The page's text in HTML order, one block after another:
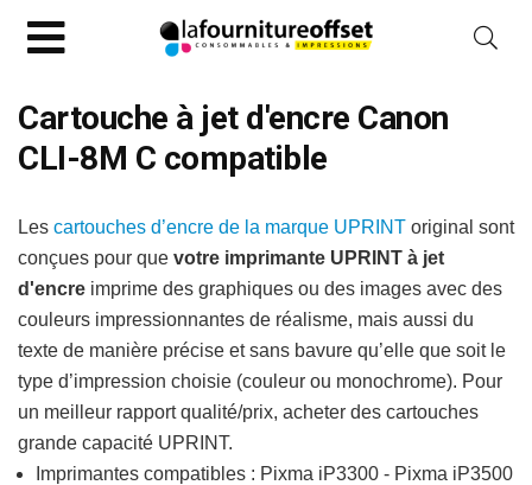
Cartouche à jet d'encre Canon
CLI-8M C compatible
Les cartouches d’encre de la marque UPRINT original sont
conçues pour que votre imprimante UPRINT à jet
d'encre imprime des graphiques ou des images avec des
couleurs impressionnantes de réalisme, mais aussi du
texte de manière précise et sans bavure qu’elle que soit le
type d’impression choisie (couleur ou monochrome). Pour
un meilleur rapport qualité/prix, acheter des cartouches
grande capacité UPRINT.
Imprimantes compatibles : Pixma iP3300 - Pixma iP3500